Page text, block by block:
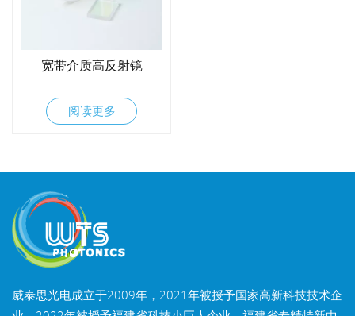
宽带介质高反射镜
阅读更多
威泰思光电成立于2009年，2021年被授予国家高新科技技术企